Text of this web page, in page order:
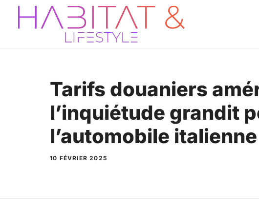
Aller
Tarifs douaniers
l’inquiétude grandit
l’automobile
10 FÉVRIER 2025